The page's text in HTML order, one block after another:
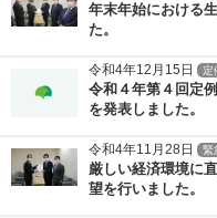
年末年始における
た。
令和4年12月15日 定
令和４年第４回定
を発表しました。
令和4年11月28日 緊
厳しい経済環境に
望を行いました。